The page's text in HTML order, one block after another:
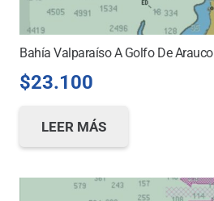
Bahía Valparaíso A Golfo De Arauco
$23.100
LEER MÁS